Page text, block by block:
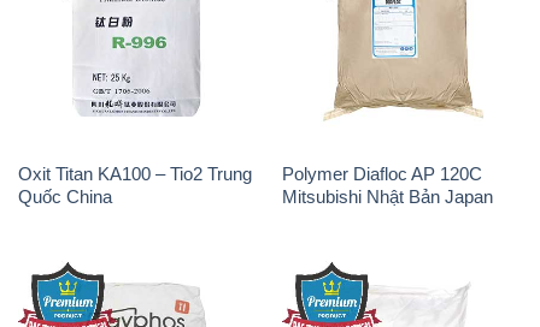
Oxit Titan KA100 – Tio2 Trung
Polymer Diafloc AP 120C
Mitsubishi Nhật Bản Japan